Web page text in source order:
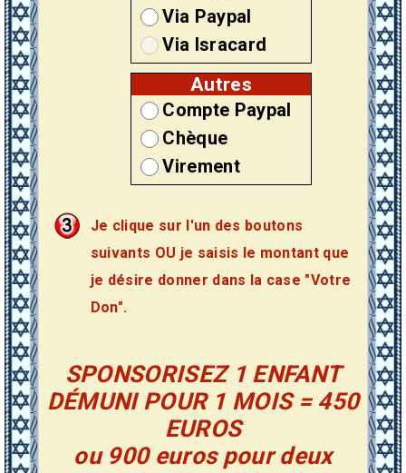
Via Paypal
Via Isracard
Autres
Compte Paypal
Chèque
Virement
Je clique sur l'un des boutons
suivants OU je saisis le montant que
je désire donner dans la case "Votre
Don".
SPONSORISEZ 1 ENFANT
DÉMUNI POUR 1 MOIS = 450
EUROS
ou 900 euros pour deux